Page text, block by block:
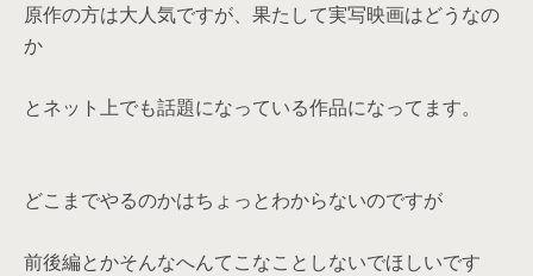
原作の方は大人気ですが、果たして実写映画はどうなの
か
とネット上でも話題になっている作品になってます。
どこまでやるのかはちょっとわからないのですが
前後編とかそんなへんてこなことしないでほしいです